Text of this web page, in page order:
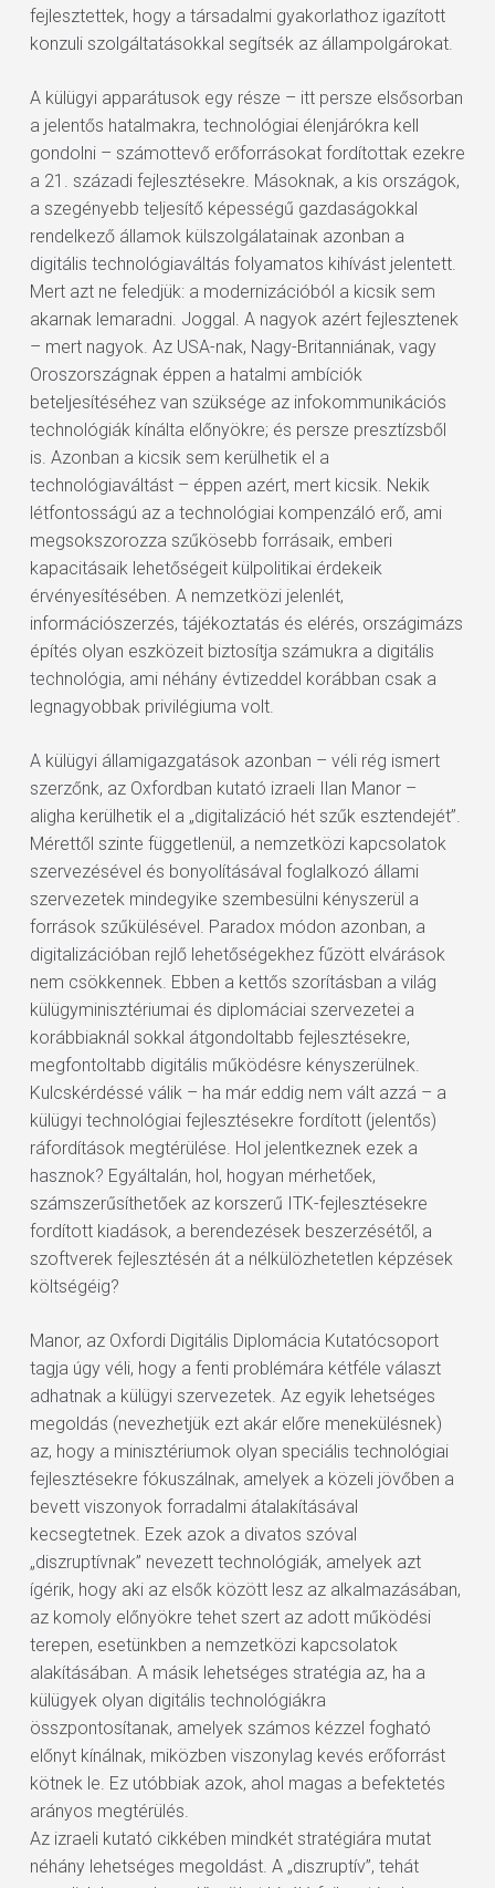
fejlesztettek, hogy a társadalmi gyakorlathoz igazított
konzuli szolgáltatásokkal segítsék az állampolgárokat.
A külügyi apparátusok egy része – itt persze elsősorban
a jelentős hatalmakra, technológiai élenjárókra kell
gondolni – számottevő erőforrásokat fordítottak ezekre
a 21. századi fejlesztésekre. Másoknak, a kis országok,
a szegényebb teljesítő képességű gazdaságokkal
rendelkező államok külszolgálatainak azonban a
digitális technológiaváltás folyamatos kihívást jelentett.
Mert azt ne feledjük: a modernizációból a kicsik sem
akarnak lemaradni. Joggal. A nagyok azért fejlesztenek
– mert nagyok. Az USA-nak, Nagy-Britanniának, vagy
Oroszországnak éppen a hatalmi ambíciók
beteljesítéséhez van szüksége az infokommunikációs
technológiák kínálta előnyökre; és persze presztízsből
is. Azonban a kicsik sem kerülhetik el a
technológiaváltást – éppen azért, mert kicsik. Nekik
létfontosságú az a technológiai kompenzáló erő, ami
megsokszorozza szűkösebb forrásaik, emberi
kapacitásaik lehetőségeit külpolitikai érdekeik
érvényesítésében. A nemzetközi jelenlét,
információszerzés, tájékoztatás és elérés, országimázs
építés olyan eszközeit biztosítja számukra a digitális
technológia, ami néhány évtizeddel korábban csak a
legnagyobbak privilégiuma volt.
A külügyi államigazgatások azonban – véli rég ismert
szerzőnk, az Oxfordban kutató izraeli Ilan Manor –
aligha kerülhetik el a „digitalizáció hét szűk esztendejét”.
Mérettől szinte függetlenül, a nemzetközi kapcsolatok
szervezésével és bonyolításával foglalkozó állami
szervezetek mindegyike szembesülni kényszerül a
források szűkülésével. Paradox módon azonban, a
digitalizációban rejlő lehetőségekhez fűzött elvárások
nem csökkennek. Ebben a kettős szorításban a világ
külügyminisztériumai és diplomáciai szervezetei a
korábbiaknál sokkal átgondoltabb fejlesztésekre,
megfontoltabb digitális működésre kényszerülnek.
Kulcskérdéssé válik – ha már eddig nem vált azzá – a
külügyi technológiai fejlesztésekre fordított (jelentős)
ráfordítások megtérülése. Hol jelentkeznek ezek a
hasznok? Egyáltalán, hol, hogyan mérhetőek,
számszerűsíthetőek az korszerű ITK-fejlesztésekre
fordított kiadások, a berendezések beszerzésétől, a
szoftverek fejlesztésén át a nélkülözhetetlen képzések
költségéig?
Manor, az Oxfordi Digitális Diplomácia Kutatócsoport
tagja úgy véli, hogy a fenti problémára kétféle választ
adhatnak a külügyi szervezetek. Az egyik lehetséges
megoldás (nevezhetjük ezt akár előre menekülésnek)
az, hogy a minisztériumok olyan speciális technológiai
fejlesztésekre fókuszálnak, amelyek a közeli jövőben a
bevett viszonyok forradalmi átalakításával
kecsegtetnek. Ezek azok a divatos szóval
„diszruptívnak” nevezett technológiák, amelyek azt
ígérik, hogy aki az elsők között lesz az alkalmazásában,
az komoly előnyökre tehet szert az adott működési
terepen, esetünkben a nemzetközi kapcsolatok
alakításában. A másik lehetséges stratégia az, ha a
külügyek olyan digitális technológiákra
összpontosítanak, amelyek számos kézzel fogható
előnyt kínálnak, miközben viszonylag kevés erőforrást
kötnek le. Ez utóbbiak azok, ahol magas a befektetés
arányos megtérülés.
Az izraeli kutató cikkében mindkét stratégiára mutat
néhány lehetséges megoldást. A „diszruptív”, tehát